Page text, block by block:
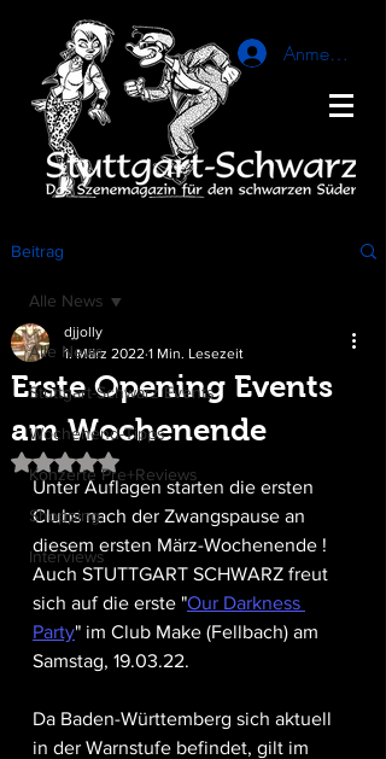
Anmelden
Beitrag
Alle News
Stuttgart-Schwarz Events
Wochenend-Tipps
Konzerte Pre+Reviews
Shopping
Interviews
Alle News
Erste Opening Events
am Wochenende
djjolly
1. März 2022 1 Min. Lesezeit
Mit NaN von 5 Sternen bewertet.
Unter Auflagen starten die ersten
Clubs nach der Zwangspause an
diesem ersten März-Wochenende !
Auch STUTTGART SCHWARZ freut
sich auf die erste "Our Darkness
Party" im Club Make (Fellbach) am
Samstag, 19.03.22.
Da Baden-Württemberg sich aktuell
in der Warnstufe befindet, gilt im